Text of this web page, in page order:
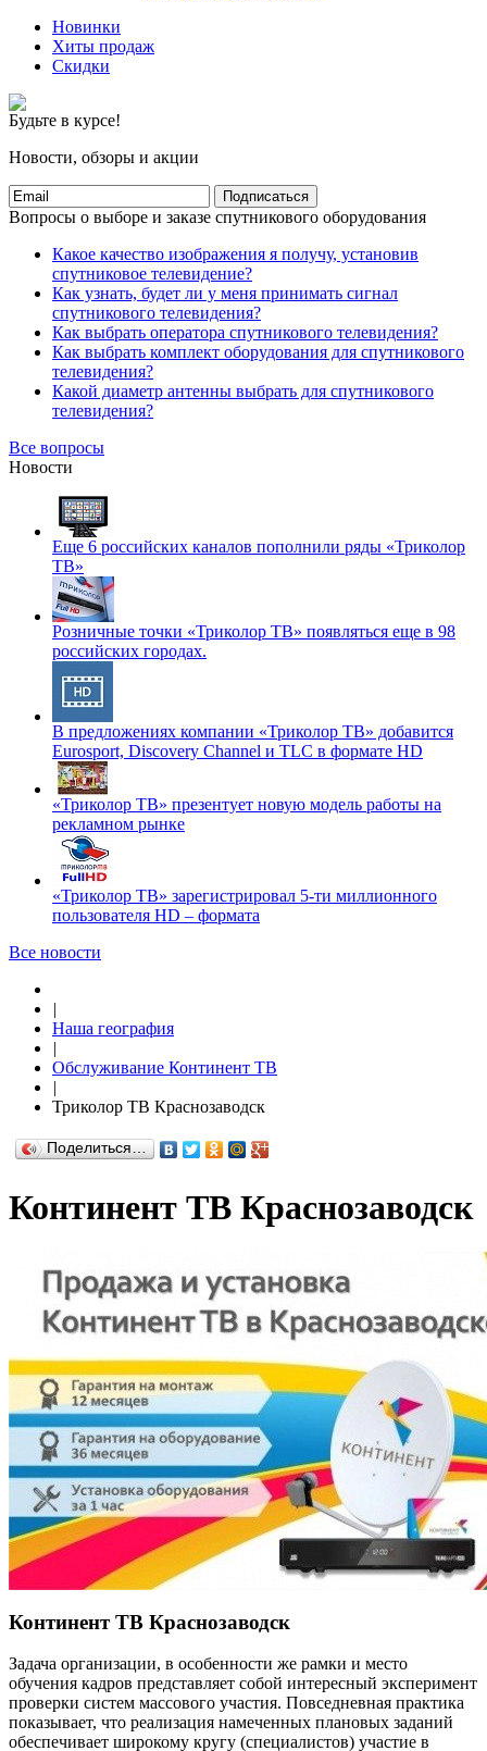
Новинки
Хиты продаж
Скидки
Будьте в курсе!
Новости, обзоры и акции
Подписаться
Вопросы о выборе и заказе спутникового оборудования
Какое качество изображения я получу, установив
спутниковое телевидение?
Как узнать, будет ли у меня принимать сигнал
спутникового телевидения?
Как выбрать оператора спутникового телевидения?
Как выбрать комплект оборудования для спутникового
телевидения?
Какой диаметр антенны выбрать для спутникового
телевидения?
Все вопросы
Новости
Еще 6 российских каналов пополнили ряды «Триколор
ТВ»
Розничные точки «Триколор ТВ» появляться еще в 98
российских городах.
В предложениях компании «Триколор ТВ» добавится
Eurosport, Discovery Channel и TLC в формате HD
«Триколор ТВ» презентует новую модель работы на
рекламном рынке
«Триколор ТВ» зарегистрировал 5-ти миллионного
пользователя HD – формата
Все новости
|
Наша география
|
Обслуживание Континент ТВ
|
Триколор ТВ Краснозаводск
Поделиться…
Континент ТВ Краснозаводск
Континент ТВ Краснозаводск
Задача организации, в особенности же рамки и место
обучения кадров представляет собой интересный эксперимент
проверки систем массового участия. Повседневная практика
показывает, что реализация намеченных плановых заданий
обеспечивает широкому кругу (специалистов) участие в